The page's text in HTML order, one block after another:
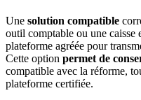
Une solution compatible
outil comptable ou une caisse
plateforme agréée pour
Cette option permet de
compatible avec la réforme,
plateforme certifiée.